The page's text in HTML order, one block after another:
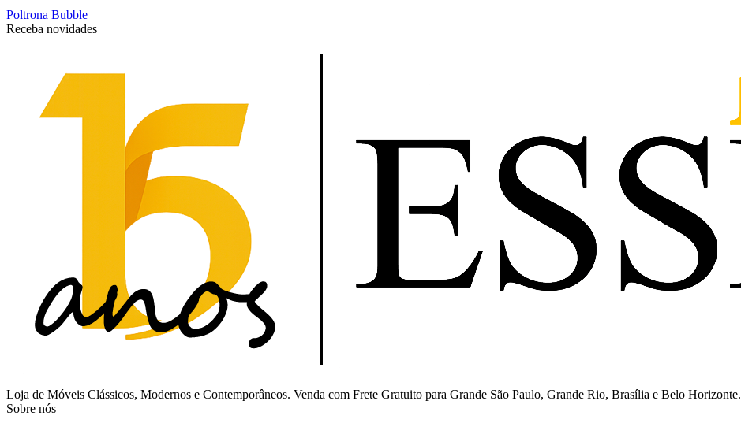
Poltrona Bubble
Receba novidades
Loja de Móveis Clássicos, Modernos e Contemporâneos. Venda com Frete Gratuito para Grande São Paulo, Grande Rio, Brasília e Belo Horizonte.
Sobre nós